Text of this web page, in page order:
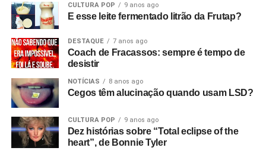
CULTURA POP 9 anos ago
E esse leite fermentado litrão da Frutap?
DESTAQUE 7 anos ago
Coach de Fracassos: sempre é tempo de
desistir
NOTÍCIAS 8 anos ago
Cegos têm alucinação quando usam LSD?
CULTURA POP 9 anos ago
Dez histórias sobre “Total eclipse of the
heart”, de Bonnie Tyler